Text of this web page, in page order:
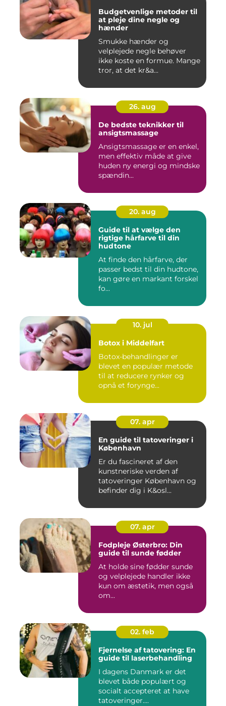
Budgetvenlige metoder til
at pleje dine negle og
hænder
Smukke hænder og
velplejede negle behøver
ikke koste en formue. Mange
tror, at det kr&a...
26. aug
De bedste teknikker til
ansigtsmassage
Ansigtsmassage er en enkel,
men effektiv måde at give
huden ny energi og mindske
spændin...
20. aug
Guide til at vælge den
rigtige hårfarve til din
hudtone
At finde den hårfarve, der
passer bedst til din hudtone,
kan gøre en markant forskel
fo...
10. jul
Botox i Middelfart
Botox-behandlinger er
blevet en populær metode
til at reducere rynker og
opnå et forynge...
07. apr
En guide til tatoveringer i
København
Er du fascineret af den
kunstneriske verden af
tatoveringer København og
befinder dig i K&osl...
07. apr
Fodpleje Østerbro: Din
guide til sunde fødder
At holde sine fødder sunde
og velplejede handler ikke
kun om æstetik, men også
om...
02. feb
Fjernelse af tatovering: En
guide til laserbehandling
I dagens Danmark er det
blevet både populært og
socialt accepteret at have
tatoveringer....